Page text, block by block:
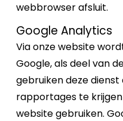
webbrowser afsluit.
Google Analytics
Via onze website
Google, als deel van
gebruiken deze
rapportages te
website gebruiken.